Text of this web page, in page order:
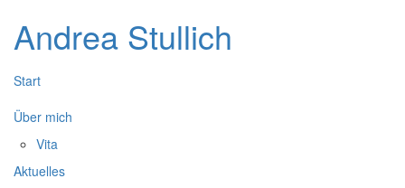
Andrea Stullich
Start
Über mich
Vita
Aktuelles